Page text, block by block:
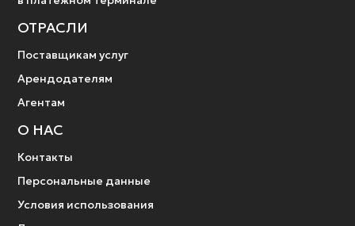
ОТРАСЛИ
Поставщикам услуг
Арендодателям
Агентам
О НАС
Контакты
Персональные данные
Условия использования